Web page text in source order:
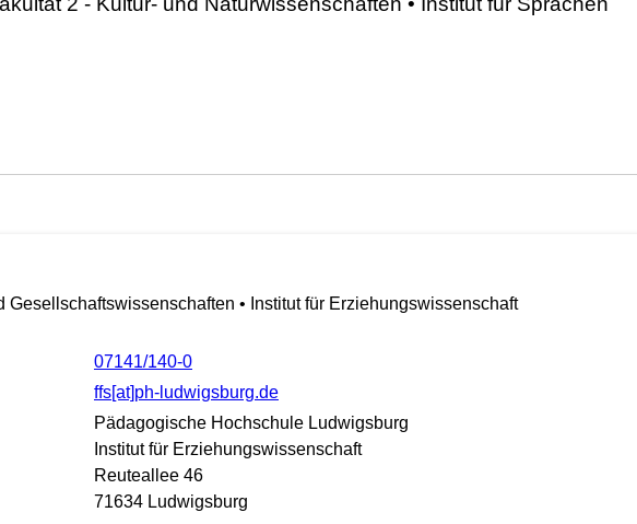
Gesellschaftswissenschaften • Institut für Erziehungswissenschaft
07141/140-0
ffs[at]ph-ludwigsburg.de
Pädagogische Hochschule Ludwigsburg
Institut für Erziehungswissenschaft
Reuteallee 46
71634 Ludwigsburg